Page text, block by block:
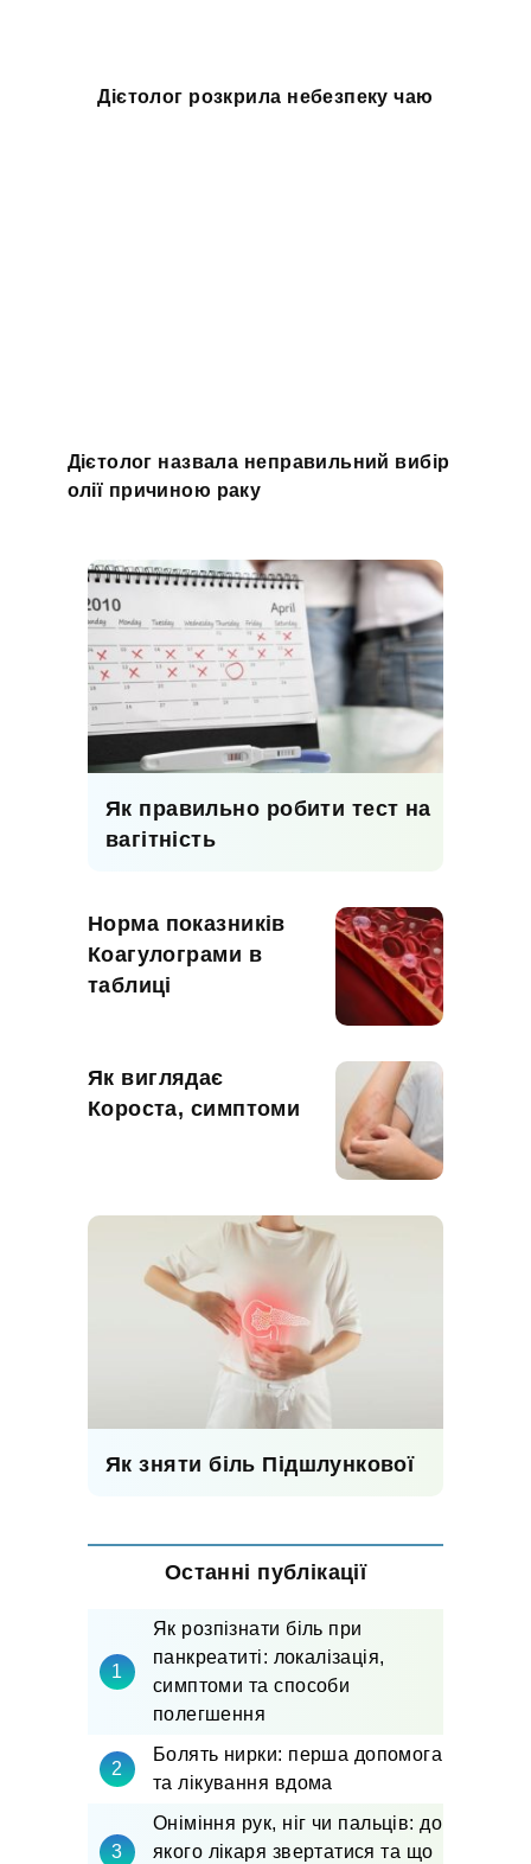
Дієтолог розкрила небезпеку чаю
Дієтолог назвала неправильний вибір
олії причиною раку
Як правильно робити тест на
вагітність
Норма показників
Коагулограми в
таблиці
Як виглядає
Короста, симптоми
Як зняти біль Підшлункової
Останні публікації
Як розпізнати біль при
панкреатиті: локалізація,
симптоми та способи
полегшення
Болять нирки: перша допомога
та лікування вдома
Оніміння рук, ніг чи пальців: до
якого лікаря звертатися та що